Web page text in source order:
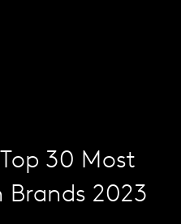
30 Most
2023